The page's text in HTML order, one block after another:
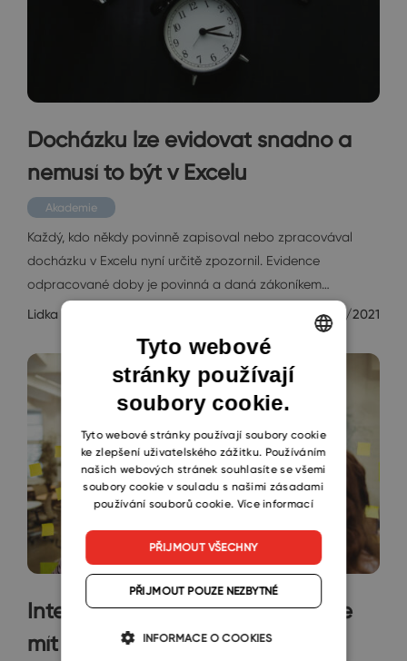
Docházku lze evidovat snadno a
nemusí to být v Excelu
Akademie
Každý, kdo někdy povinně zapisoval nebo zpracovával
docházku v Excelu nyní určitě zpozornil. Evidence
odpracované doby je povinná a daná zákoníkem…
Lidka Weinzettl 12/21/2021
Interní ticketing software můžete
mít i v Outlooku
ENGLISH
CZECH
SLOVAK
Tyto webové
stránky používají
soubory cookie.
Tyto webové stránky používají soubory cookie
ke zlepšení uživatelského zážitku. Používáním
našich webových stránek souhlasíte se všemi
soubory cookie v souladu s našimi zásadami
používání souborů cookie. Více informací
PŘIJMOUT VŠECHNY
PŘIJMOUT POUZE NEZBYTNÉ
INFORMACE O COOKIES